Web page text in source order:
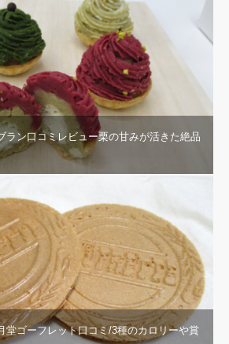
ラン口コミレビュー栗の甘みが活きた絶品
堂ゴーフレット口コミ/3種のカロリーや賞